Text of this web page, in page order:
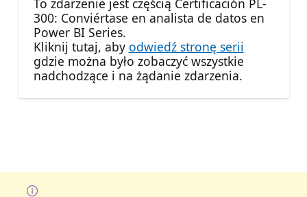
300: Conviértase en analista de datos en
Power BI Series.
Kliknij tutaj, aby odwiedź stronę serii
gdzie można było zobaczyć wszystkie
nadchodzące i na żądanie zdarzenia.